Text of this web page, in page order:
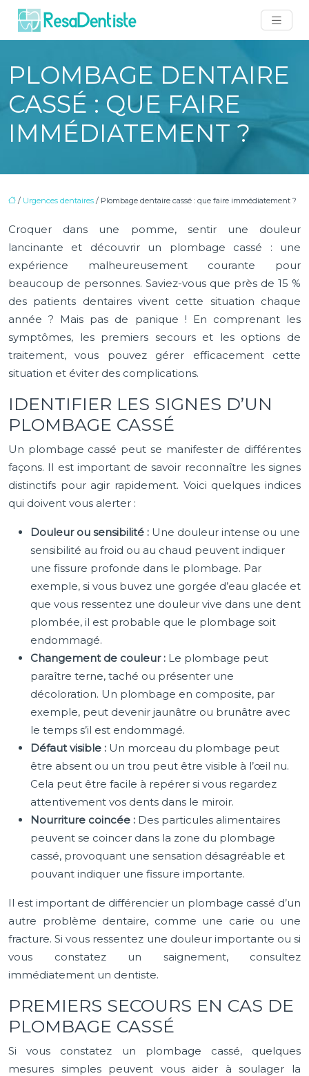
PLOMBAGE DENTAIRE
CASSÉ : QUE FAIRE
IMMÉDIATEMENT ?
/ Urgences dentaires / Plombage dentaire cassé : que faire immédiatement ?
Croquer dans une pomme, sentir une douleur
lancinante et découvrir un plombage cassé : une
expérience malheureusement courante pour
beaucoup de personnes. Saviez-vous que près de 15 %
des patients dentaires vivent cette situation chaque
année ? Mais pas de panique ! En comprenant les
symptômes, les premiers secours et les options de
traitement, vous pouvez gérer efficacement cette
situation et éviter des complications.
IDENTIFIER LES SIGNES D’UN
PLOMBAGE CASSÉ
Un plombage cassé peut se manifester de différentes
façons. Il est important de savoir reconnaître les signes
distinctifs pour agir rapidement. Voici quelques indices
qui doivent vous alerter :
Douleur ou sensibilité : Une douleur intense ou une
sensibilité au froid ou au chaud peuvent indiquer
une fissure profonde dans le plombage. Par
exemple, si vous buvez une gorgée d’eau glacée et
que vous ressentez une douleur vive dans une dent
plombée, il est probable que le plombage soit
endommagé.
Changement de couleur : Le plombage peut
paraître terne, taché ou présenter une
décoloration. Un plombage en composite, par
exemple, peut devenir jaunâtre ou brunâtre avec
le temps s’il est endommagé.
Défaut visible : Un morceau du plombage peut
être absent ou un trou peut être visible à l’œil nu.
Cela peut être facile à repérer si vous regardez
attentivement vos dents dans le miroir.
Nourriture coincée : Des particules alimentaires
peuvent se coincer dans la zone du plombage
cassé, provoquant une sensation désagréable et
pouvant indiquer une fissure importante.
Il est important de différencier un plombage cassé d’un
autre problème dentaire, comme une carie ou une
fracture. Si vous ressentez une douleur importante ou si
vous constatez un saignement, consultez
immédiatement un dentiste.
PREMIERS SECOURS EN CAS DE
PLOMBAGE CASSÉ
Si vous constatez un plombage cassé, quelques
mesures simples peuvent vous aider à soulager la